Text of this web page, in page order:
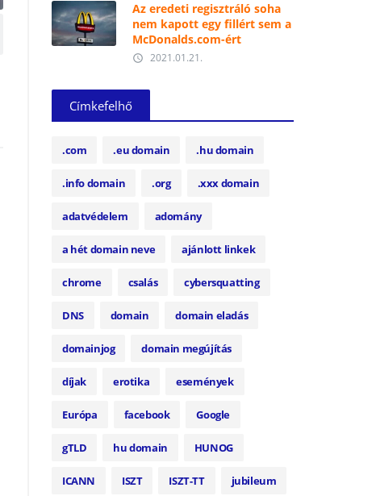
Az eredeti regisztráló soha
nem kapott egy fillért sem a
McDonalds.com-ért
access_time 2021.01.21.
Címkefelhő
.com .eu domain .hu domain
.info domain .org .xxx domain
adatvédelem adomány
a hét domain neve ajánlott linkek
chrome csalás cybersquatting
DNS domain domain eladás
domainjog domain megújítás
díjak erotika események
Európa facebook Google
gTLD hu domain HUNOG
ICANN ISZT ISZT-TT jubileum